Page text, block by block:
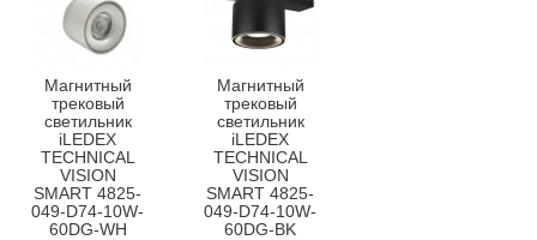
Магнитный
трековый
светильник
iLEDEX
TECHNICAL
VISION
SMART 4825-
049-D74-10W-
60DG-WH
Магнитный
трековый
светильник
iLEDEX
TECHNICAL
VISION
SMART 4825-
049-D74-10W-
60DG-BK